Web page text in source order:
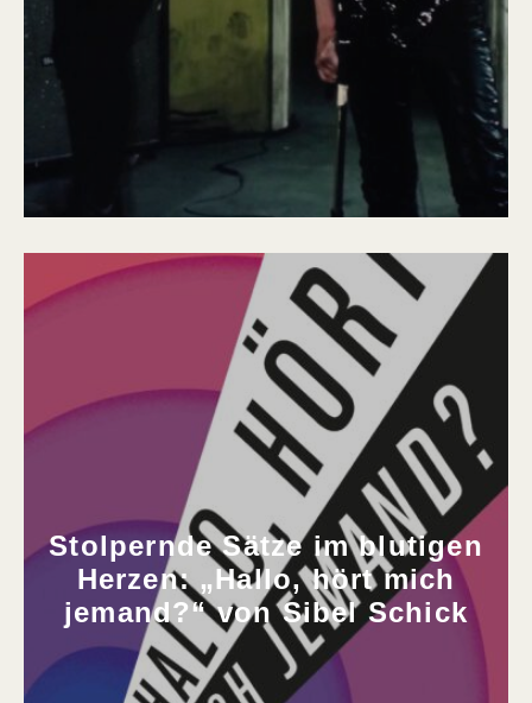
Stolpernde Sätze im blutigen
Herzen: „Hallo, hört mich
jemand?“ von Sibel Schick